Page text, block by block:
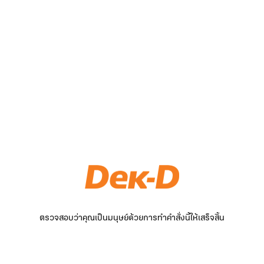
ตรวจสอบว่าคุณเป็นมนุษย์ด้วยการทำคำสั่งนี้ให้เสร็จสิ้น